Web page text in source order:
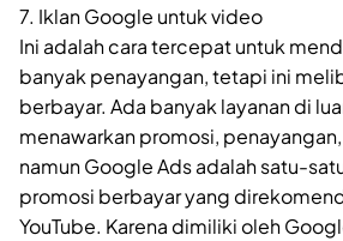
7. Iklan Google untuk video
Ini adalah cara tercepat untuk
banyak penayangan, tetapi ini
berbayar. Ada banyak layanan di
menawarkan promosi,
namun Google Ads adalah satu-
promosi berbayar yang
YouTube. Karena dimiliki oleh